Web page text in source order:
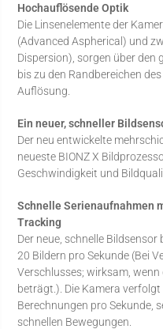
Hochauflösende Optik
Die Linsenelemente der
(Advanced Aspherical) und
Dispersion), sorgen über den
bis zu den Randbereichen
Auflösung.
Ein neuer, schneller
Der neu entwickelte
neueste BIONZ X
Geschwindigkeit und
Schnelle Serienaufnahmen
Tracking
Der neue, schnelle
20 Bildern pro Sekunde (Bei
Verschlusses; wirksam,
beträgt.). Die Kamera
Berechnungen pro Sekunde,
schnellen Bewegungen.